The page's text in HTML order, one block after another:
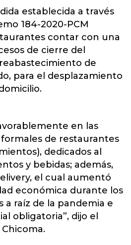
establecida a través
184-2020-PCM
contar con una
de cierre del
de
para el desplazamiento
en las
formales de restaurantes
dedicados al
y bebidas; además,
el cual aumentó
económica durante los
a raíz de la pandemia e
obligatoria”, dijo el